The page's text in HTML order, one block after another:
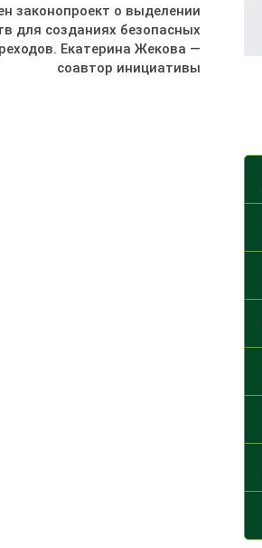
законопроект о выделении
для созданиях безопасных
Екатерина Жекова —
соавтор инициативы